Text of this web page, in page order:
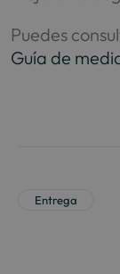
Puedes
Guía de
Entrega